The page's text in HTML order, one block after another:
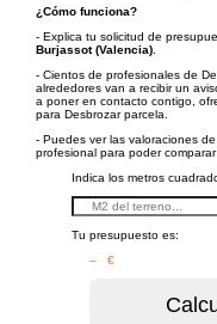
¿Cómo funciona?
- Explica tu solicitud de
Burjassot (Valencia)
- Cientos de profesionales de
alrededores van a recibir un
a poner en contacto contigo,
para Desbrozar parcela.
- Puedes ver las valoraciones
profesional para poder
Indica los metros
Tu presupuesto es:
– €